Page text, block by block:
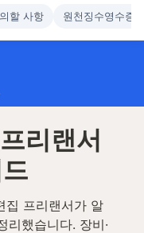
리랜서
집 프리랜서가 알
리했습니다. 장비·
할 사항 원천징수영수증